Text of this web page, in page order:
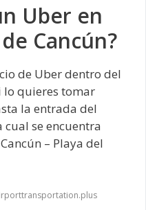
Uber en
Cancún?
de Uber dentro del
lo quieres tomar
la entrada del
se encuentra
– Playa del